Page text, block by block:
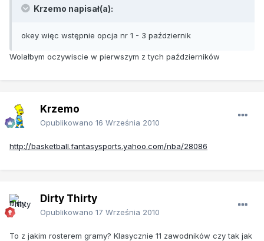
Krzemo napisał(a):
okey więc wstępnie opcja nr 1 - 3 październik
Wolałbym oczywiscie w pierwszym z tych październików
Krzemo
Opublikowano 16 Września 2010
http://basketball.fantasysports.yahoo.com/nba/28086
Dirty Thirty
Opublikowano 17 Września 2010
To z jakim rosterem gramy? Klasycznie 11 zawodników czy tak jak